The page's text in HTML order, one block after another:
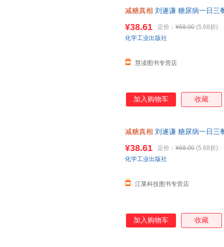
减糖真相 刘遂谦 糖尿病一日三
持7天无理由退换货
¥38.61 定价： ¥68.00 (5.68折)
慧读图书专营店
化学工业出版社
加入购物车 收藏
减糖真相 刘遂谦 糖尿病一日三
¥38.61 定价： ¥68.00 (5.68折)
江莱科技图书专营店
化学工业出版社
加入购物车 收藏